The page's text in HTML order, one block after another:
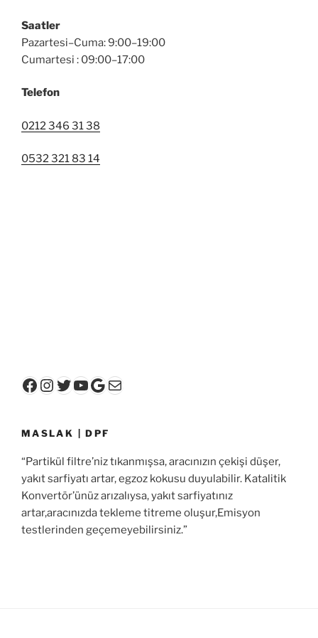
Saatler
Pazartesi–Cuma: 9:00–19:00
Cumartesi : 09:00–17:00
Telefon
0212 346 31 38
0532 321 83 14
Facebook
Instagram
Twitter
YouTube
Google
E-posta
MASLAK | DPF
“Partikül filtre’niz tıkanmışsa, aracınızın çekişi düşer,
yakıt sarfiyatı artar, egzoz kokusu duyulabilir. Katalitik
Konvertör’ünüz arızalıysa, yakıt sarfiyatınız
artar,aracınızda tekleme titreme oluşur,Emisyon
testlerinden geçemeyebilirsiniz.”